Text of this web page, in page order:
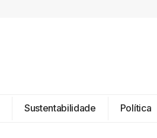
Sustentabilidade Política